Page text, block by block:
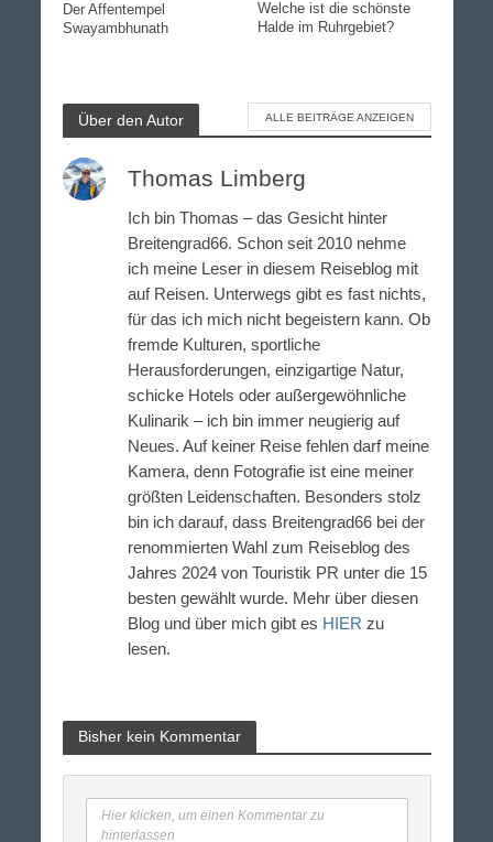
Der Affentempel
Swayambhunath
Welche ist die schönste
Halde im Ruhrgebiet?
Über den Autor ALLE BEITRÄGE ANZEIGEN
Thomas Limberg
Ich bin Thomas – das Gesicht hinter
Breitengrad66. Schon seit 2010 nehme
ich meine Leser in diesem Reiseblog mit
auf Reisen. Unterwegs gibt es fast nichts,
für das ich mich nicht begeistern kann. Ob
fremde Kulturen, sportliche
Herausforderungen, einzigartige Natur,
schicke Hotels oder außergewöhnliche
Kulinarik – ich bin immer neugierig auf
Neues. Auf keiner Reise fehlen darf meine
Kamera, denn Fotografie ist eine meiner
größten Leidenschaften. Besonders stolz
bin ich darauf, dass Breitengrad66 bei der
renommierten Wahl zum Reiseblog des
Jahres 2024 von Touristik PR unter die 15
besten gewählt wurde. Mehr über diesen
Blog und über mich gibt es HIER zu
lesen.
Bisher kein Kommentar
Hier klicken, um einen Kommentar zu
hinterlassen